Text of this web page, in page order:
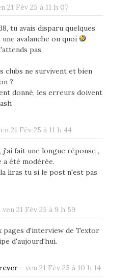
21 Fév 25 à 11 h 07
tu avais disparu quelques
avalanche ou quoi
pas
clubs ne survivent et bien
?
donné, les erreurs doivent
21 Fév 25 à 11 h 44
j'ai fait une longue réponse ,
a été modérée.
liras tu si le post n'est pas
ven 21 Fév 25 à 9 h 59
pages d'interview de Textor
d'aujourd'hui.
- ven 21 Fév 25 à 10 h 14